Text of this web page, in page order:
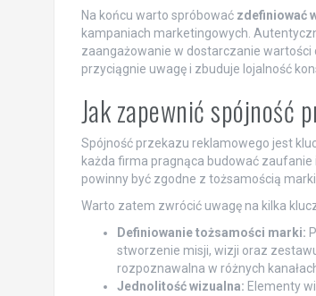
Na końcu warto spróbować zdefiniować
kampaniach marketingowych.
zaangażowanie w dostarczanie wartości
przyciągnie uwagę i zbuduje lojalność
Jak zapewnić spójność
Spójność przekazu reklamowego jest
każda firma pragnąca budować
powinny być zgodne z tożsamością
Warto zatem zwrócić uwagę na kilka
Definiowanie tożsamości marki:
stworzenie misji, wizji oraz
rozpoznawalna w różnych
Jednolitość wizualna: Elementy